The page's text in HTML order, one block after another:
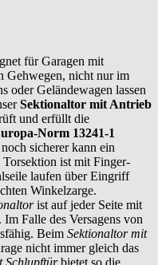
für Garagen mit
Gehwegen, nicht nur im
oder Geländewagen lassen
Sektionaltor mit Antrieb
und erfüllt die
Norm 13241-1
sicherer kann ein
ist mit Finger-
laufen über Eingriff
Winkelzarge.
ist auf jeder Seite mit
Falle des Versagens von
Beim Sektionaltor mit
nicht immer gleich das
Schlupftürbietet so die